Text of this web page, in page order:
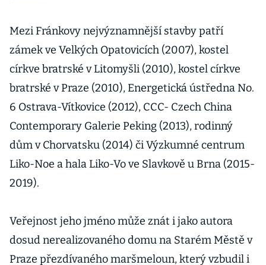
Mezi Fránkovy nejvýznamnější stavby patří
zámek ve Velkých Opatovicích (2007), kostel
církve bratrské v Litomyšli (2010), kostel církve
bratrské v Praze (2010), Energetická ústředna No.
6 Ostrava-Vítkovice (2012), CCC- Czech China
Contemporary Galerie Peking (2013), rodinný
dům v Chorvatsku (2014) či Výzkumné centrum
Liko-Noe a hala Liko-Vo ve Slavkově u Brna (2015-
2019).
Veřejnost jeho jméno může znát i jako autora
dosud nerealizovaného domu na Starém Městě v
Praze přezdívaného maršmeloun, který vzbudil i